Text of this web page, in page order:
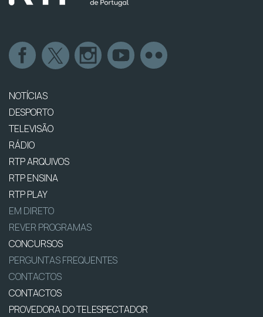
NOTÍCIAS
DESPORTO
TELEVISÃO
RÁDIO
RTP ARQUIVOS
RTP ENSINA
RTP PLAY
EM DIRETO
REVER PROGRAMAS
CONCURSOS
PERGUNTAS FREQUENTES
CONTACTOS
CONTACTOS
PROVEDORA DO TELESPECTADOR